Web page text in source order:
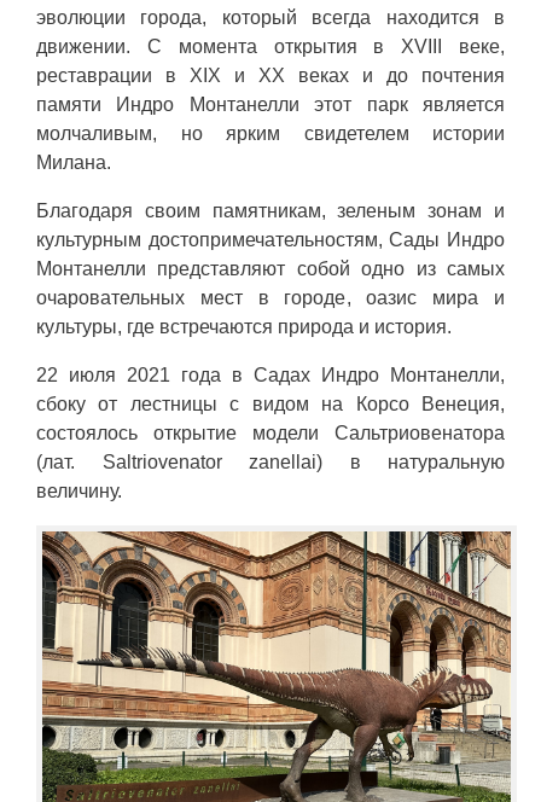
эволюции города, который всегда находится в
движении. С момента открытия в XVIII веке,
реставрации в XIX и XX веках и до почтения
памяти Индро Монтанелли этот парк является
молчаливым, но ярким свидетелем истории
Милана.
Благодаря своим памятникам, зеленым зонам и
культурным достопримечательностям, Сады Индро
Монтанелли представляют собой одно из самых
очаровательных мест в городе, оазис мира и
культуры, где встречаются природа и история.
22 июля 2021 года в Садах Индро Монтанелли,
сбоку от лестницы с видом на Корсо Венеция,
состоялось открытие модели Сальтриовенатора
(лат. Saltriovenator zanellai) в натуральную
величину.